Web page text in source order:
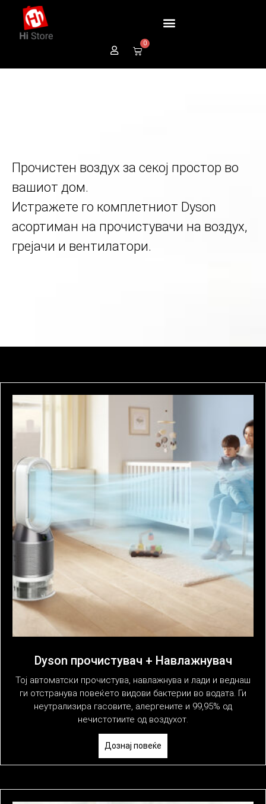
0
Прочистен воздух за секој простор во
вашиот дом.
Истражете го комплетниот Dyson
асортиман на прочистувачи на воздух,
грејачи и вентилатори.
Dyson прочистувач + Навлажнувач
Тој автоматски прочистува, навлажнува и лади и веднаш
ги отстранува повеќето видови бактерии во водата. Ги
неутрализира гасовите, алергените и 99,95% од
нечистотиите од воздухот.
Дознај повеќе